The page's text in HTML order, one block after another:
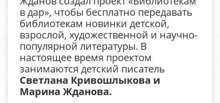
в дар», чтобы бесплатно передавать
библиотекам новинки детской,
взрослой, художественной и научно-
популярной литературы. В
настоящее время проектом
занимаются детский писатель
Светлана Кривошлыкова и
Марина Жданова.